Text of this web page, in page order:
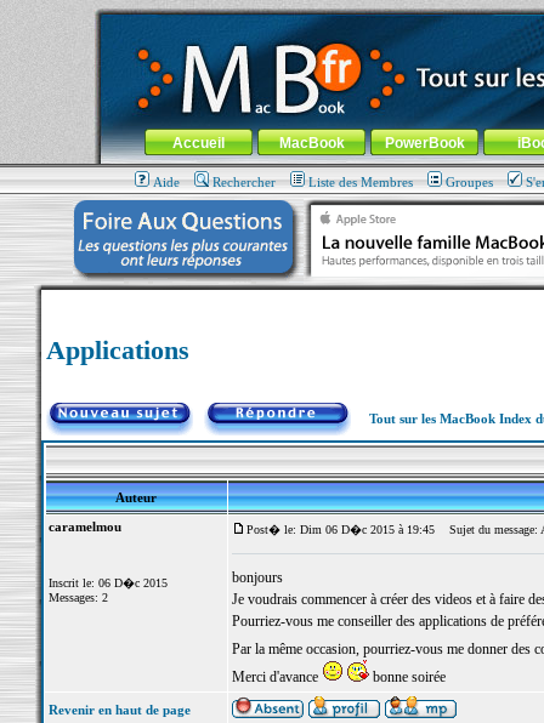
MacBook-fr.com : 100% Apple... 100% nomade !
Aller au contenu-Aller au menu général-Aller au menu de
Menu général
Accueil MacBook PowerBook
Aide Rechercher Liste des Membres Groupes
Applications
Tout sur les MacBook Index
Auteur
caramelmou
Inscrit le: 06 D�c 2015
Messages: 2
Post� le: Dim 06 D�c 2015 à 19:45 Sujet du message:
bonjours
Je voudrais commencer à créer des videos et à faire
Pourriez-vous me conseiller des applications de
Par la même occasion, pourriez-vous me donner des
Merci d'avance
bonne soirée
Revenir en haut de page